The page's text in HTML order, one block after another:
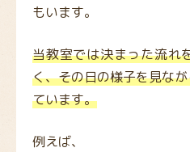
もいます。
当教室では決まった流れ
く、その日の様子を見な
ています。
例えば、